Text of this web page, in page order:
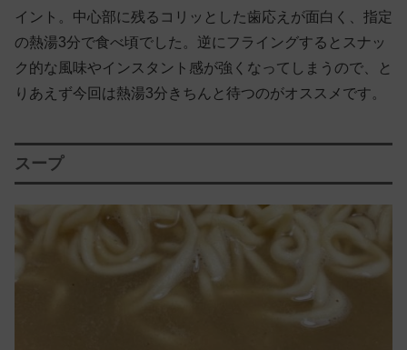
イント。中心部に残るコリッとした歯応えが面白く、指定
の熱湯3分で食べ頃でした。逆にフライングするとスナッ
ク的な風味やインスタント感が強くなってしまうので、と
りあえず今回は熱湯3分きちんと待つのがオススメです。
スープ